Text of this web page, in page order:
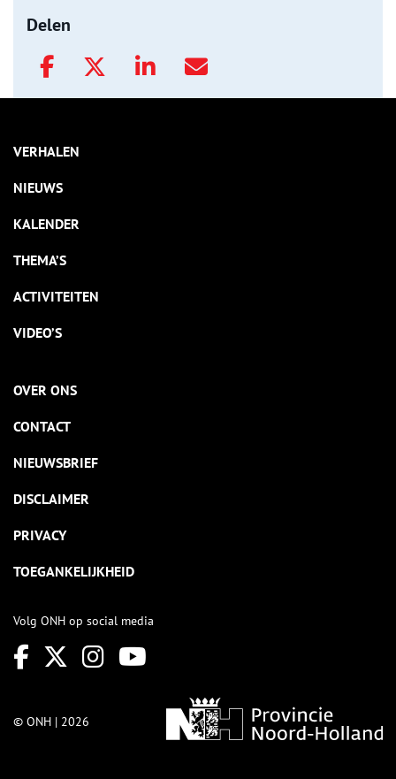
Delen
VERHALEN
NIEUWS
KALENDER
THEMA’S
ACTIVITEITEN
VIDEO’S
OVER ONS
CONTACT
NIEUWSBRIEF
DISCLAIMER
PRIVACY
TOEGANKELIJKHEID
Volg ONH op social media
© ONH | 2026